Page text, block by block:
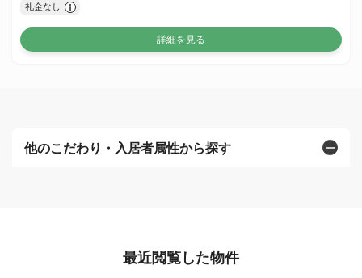
礼金なし
詳細を見る
他のこだわり・入居者属性から探す
最近閲覧した物件